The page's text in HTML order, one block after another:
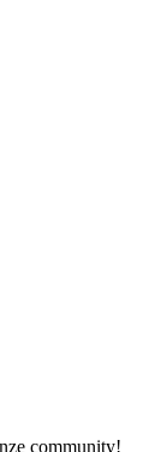
community!